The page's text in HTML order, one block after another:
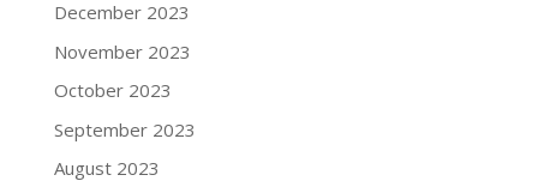
December 2023
November 2023
October 2023
September 2023
August 2023